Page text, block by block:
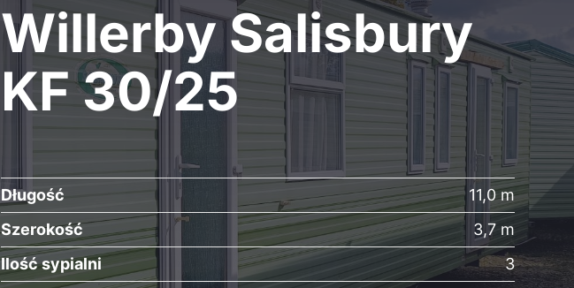
Willerby Salisbury
KF 30/25
Długość
11,0 m
Szerokość
3,7 m
Ilość sypialni
3